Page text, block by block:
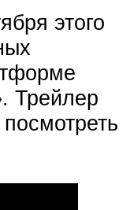
этого
. Трейлер